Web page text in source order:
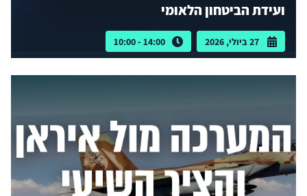
ועידת הביטחון הלאומי
27 ביולי, 2026 14:00 - 10:00